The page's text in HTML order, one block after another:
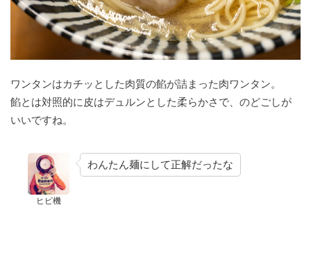
ワンタンはカチッとした肉質の餡が詰まった肉ワンタン。
餡とは対照的に皮はデュルンとした柔らかさで、のどごしが
いいですね。
ヒビ機
わんたん麺にして正解だったな